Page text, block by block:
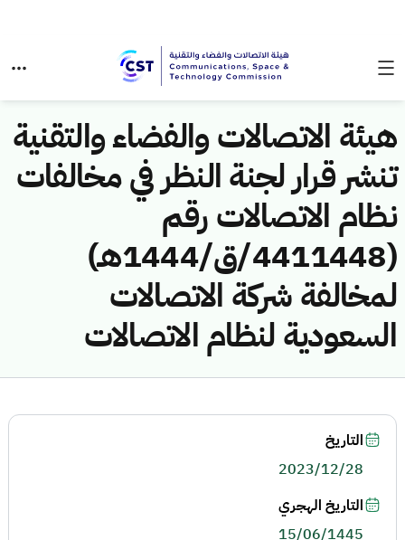
هيئة الاتصالات والفضاء والتقنية
تنشر قرار لجنة النظر في مخالفات
نظام الاتصالات رقم
(4411448/ق/1444هـ)
لمخالفة شركة الاتصالات
السعودية لنظام الاتصالات
التاريخ
2023/12/28
التاريخ الهجري
15/06/1445